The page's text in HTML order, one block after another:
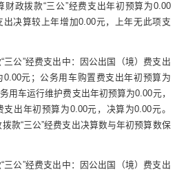
财政拨款“三公”经费支出年初预算为0.00
出决算较上年增加0.00元，
上年无此项支
“三公”经费支出 中：
因公出国（境）费支出
0.00元 ；公务用车购置费支出年初预算为
用车运行维护费 支出年初预算为0.00元，
支出年初预算为0.00元 ，决算为0.00元。
拨款“三公”经费支出决算数与年初预算数保
“三公”经费支出 中：
因公出国（境）费支出